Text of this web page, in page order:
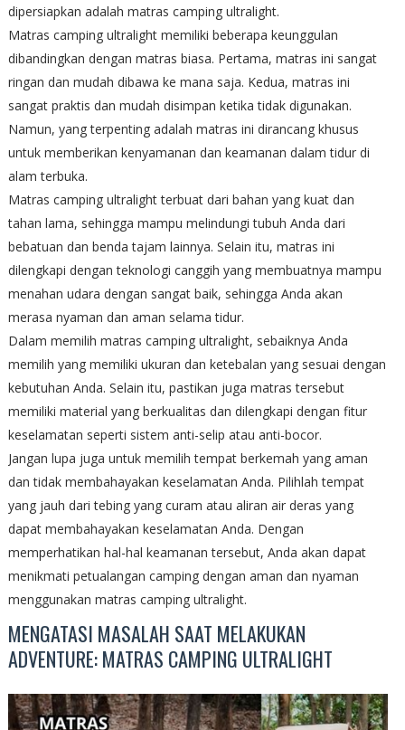
dipersiapkan adalah matras camping ultralight.
Matras camping ultralight memiliki beberapa keunggulan
dibandingkan dengan matras biasa. Pertama, matras ini sangat
ringan dan mudah dibawa ke mana saja. Kedua, matras ini
sangat praktis dan mudah disimpan ketika tidak digunakan.
Namun, yang terpenting adalah matras ini dirancang khusus
untuk memberikan kenyamanan dan keamanan dalam tidur di
alam terbuka.
Matras camping ultralight terbuat dari bahan yang kuat dan
tahan lama, sehingga mampu melindungi tubuh Anda dari
bebatuan dan benda tajam lainnya. Selain itu, matras ini
dilengkapi dengan teknologi canggih yang membuatnya mampu
menahan udara dengan sangat baik, sehingga Anda akan
merasa nyaman dan aman selama tidur.
Dalam memilih matras camping ultralight, sebaiknya Anda
memilih yang memiliki ukuran dan ketebalan yang sesuai dengan
kebutuhan Anda. Selain itu, pastikan juga matras tersebut
memiliki material yang berkualitas dan dilengkapi dengan fitur
keselamatan seperti sistem anti-selip atau anti-bocor.
Jangan lupa juga untuk memilih tempat berkemah yang aman
dan tidak membahayakan keselamatan Anda. Pilihlah tempat
yang jauh dari tebing yang curam atau aliran air deras yang
dapat membahayakan keselamatan Anda. Dengan
memperhatikan hal-hal keamanan tersebut, Anda akan dapat
menikmati petualangan camping dengan aman dan nyaman
menggunakan matras camping ultralight.
MENGATASI MASALAH SAAT MELAKUKAN
ADVENTURE: MATRAS CAMPING ULTRALIGHT